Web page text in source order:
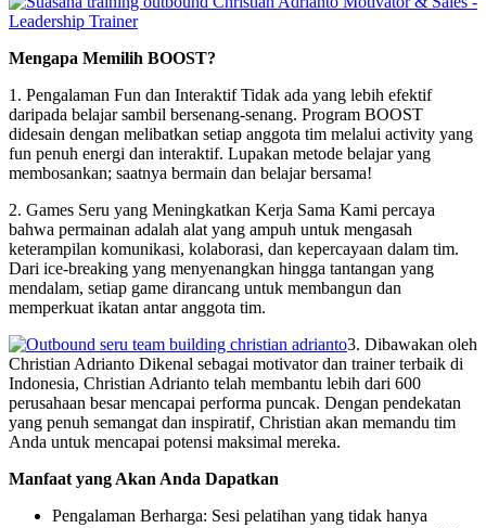
Mengapa Memilih BOOST?
1. Pengalaman Fun dan Interaktif Tidak ada yang lebih efektif
daripada belajar sambil bersenang-senang. Program BOOST
didesain dengan melibatkan setiap anggota tim melalui activity yang
fun penuh energi dan interaktif. Lupakan metode belajar yang
membosankan; saatnya bermain dan belajar bersama!
2. Games Seru yang Meningkatkan Kerja Sama Kami percaya
bahwa permainan adalah alat yang ampuh untuk mengasah
keterampilan komunikasi, kolaborasi, dan kepercayaan dalam tim.
Dari ice-breaking yang menyenangkan hingga tantangan yang
mendalam, setiap game dirancang untuk membangun dan
memperkuat ikatan antar anggota tim.
3. Dibawakan oleh
Christian Adrianto Dikenal sebagai motivator dan trainer terbaik di
Indonesia, Christian Adrianto telah membantu lebih dari 600
perusahaan besar mencapai performa puncak. Dengan pendekatan
yang penuh semangat dan inspiratif, Christian akan memandu tim
Anda untuk mencapai potensi maksimal mereka.
Manfaat yang Akan Anda Dapatkan
Pengalaman Berharga: Sesi pelatihan yang tidak hanya